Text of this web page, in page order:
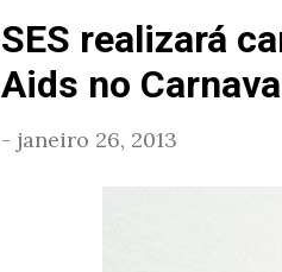
SES realizará
Aids no
- janeiro 26, 2013